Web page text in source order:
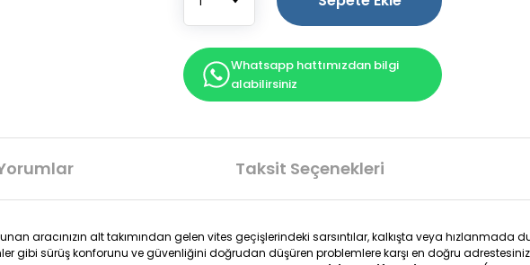
Whatsapp hattımızdan bilgi
alabilirsiniz
Taksit Seçenekleri
aracınızın alt takımından gelen vites geçişlerindeki sarsıntılar, kalkışta veya hızlanmada
gibi sürüş konforunu ve güvenliğini doğrudan düşüren problemlere karşı en doğru